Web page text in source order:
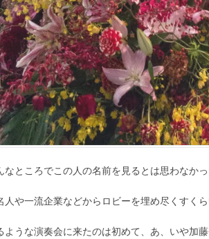
なところでこの人の名前を見るとは思わなかっ
人や一流企業などからロビーを埋め尽くすくら
ような演奏会に来たのは初めて、あ、いや加